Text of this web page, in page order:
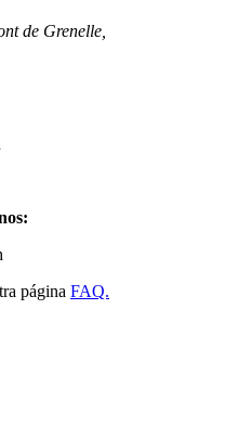
de Grenelle,
página FAQ.